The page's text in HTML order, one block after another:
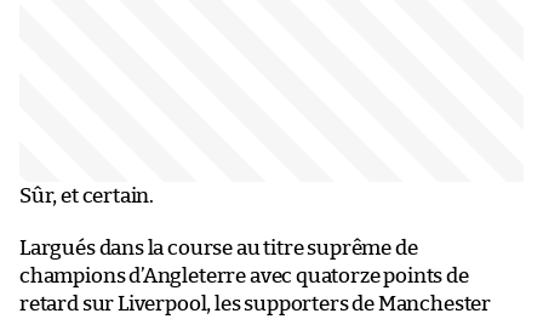
Sûr, et certain.
Largués dans la course au titre suprême de
champions d’Angleterre avec quatorze points de
retard sur Liverpool, les supporters de Manchester